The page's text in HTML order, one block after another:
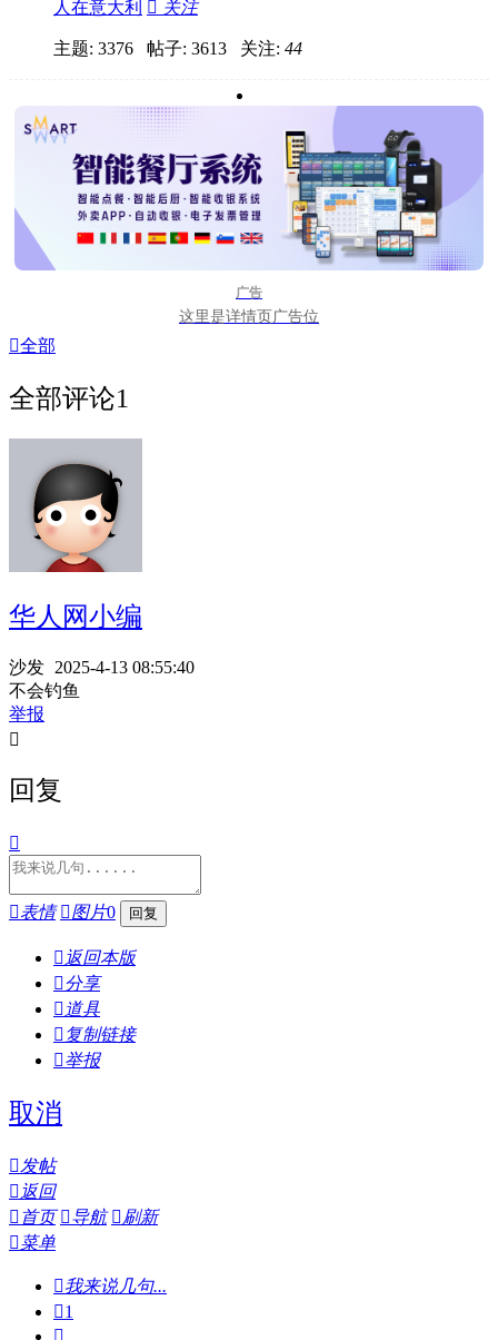
人在意大利  关注
主题: 3376 帖子: 3613 关注: 44
广告
这里是详情页广告位
全部
全部评论1
华人网小编
沙发 2025-4-13 08:55:40
不会钓鱼
举报

回复

表情 图片0
 返回本版
分享
 道具
 复制链接
举报
取消
发帖
 返回
 首页 导航 刷新
菜单
我来说几句...
1